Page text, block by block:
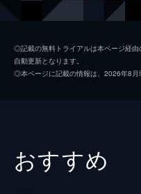
◎記載の無料トライアルは本ページ経
自動更新となります。
◎本ページに記載の情報は、2026年8月
おすすめ